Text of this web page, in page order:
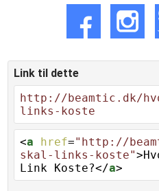
Link til dette
http://beamtic.dk/
links-koste
<a href="http://
skal-links-koste"
Link Koste?</a>